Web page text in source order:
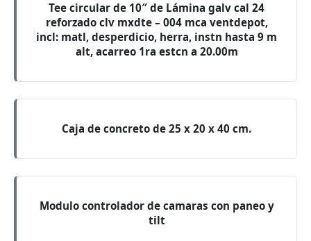
Tee circular de 10″ de Lámina galv cal 24
reforzado clv mxdte – 004 mca ventdepot,
incl: matl, desperdicio, herra, instn hasta 9 m
alt, acarreo 1ra estcn a 20.00m
Caja de concreto de 25 x 20 x 40 cm.
Modulo controlador de camaras con paneo y
tilt